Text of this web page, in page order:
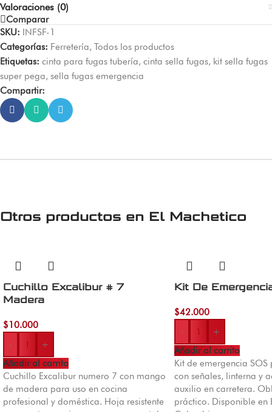
Valoraciones (0)
Comparar
SKU: INFSF-1
Categorías: Ferretería, Todos los productos
Etiquetas: cinta para fugas tubería, cinta sella fugas, kit sella fugas
super pega, sella fugas emergencia
Compartir:
Otros productos en El Machetico
Cuchillo Excalibur # 7
Madera
$10.000
-
+
Añadir al carrito
Cuchillo Excalibur numero 7 con mango
de madera para uso en cocina
profesional y doméstica. Hoja resistente
Kit De
$42.000
-
+
Añadir al carrito
Kit de emergencia
con señales, linterna y
auxilio en carretera.
práctico. Disponible en